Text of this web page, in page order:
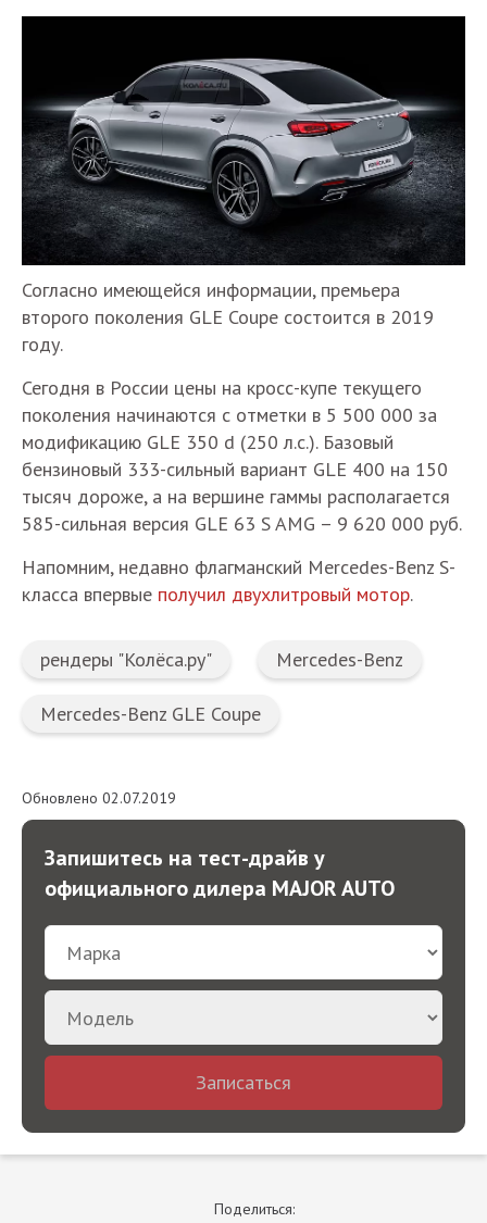
Согласно имеющейся информации, премьера
второго поколения GLE Coupe состоится в 2019
году.
Сегодня в России цены на кросс-купе текущего
поколения начинаются с отметки в 5 500 000 за
модификацию GLE 350 d (250 л.с.). Базовый
бензиновый 333-сильный вариант GLE 400 на 150
тысяч дороже, а на вершине гаммы располагается
585-сильная версия GLE 63 S AMG – 9 620 000 руб.
Напомним, недавно флагманский Mercedes-Benz S-
класса впервые получил двухлитровый мотор.
рендеры "Колёса.ру" Mercedes-Benz
Mercedes-Benz GLE Coupe
Обновлено 02.07.2019
Запишитесь на тест-драйв у
официального дилера MAJOR AUTO
Записаться
Поделиться: